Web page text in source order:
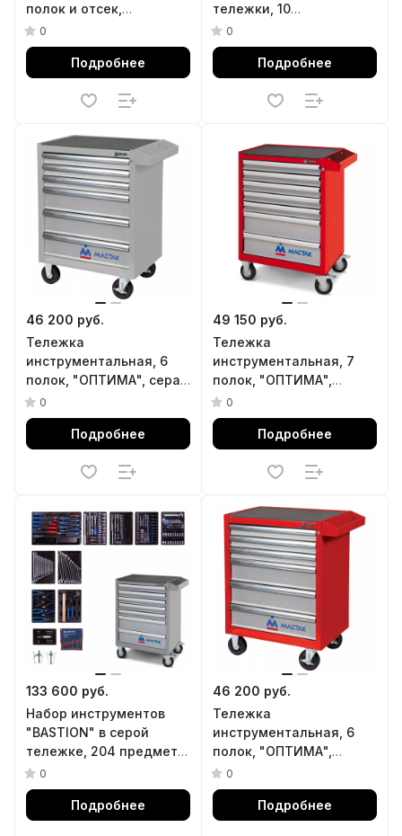
полок и отсек,
"ОПТИМА", красная
МАСТАК 522-05581MR
0
Подробнее
тележки, 10
ложементов, 186
предметов МАСТАК 5-
0
Подробнее
46 200 руб.
Тележка
инструментальная, 6
полок, "ОПТИМА", серая
МАСТАК 521-06581MG
0
Подробнее
49 150 руб.
Тележка
инструментальная, 7
полок, "ОПТИМА",
красная МАСТАК 521-
07581MR
0
Подробнее
133 600 руб.
Набор инструментов
"BASTION" в серой
тележке, 204 предмета
KING TONY 934-100AMG
0
Подробнее
46 200 руб.
Тележка
инструментальная, 6
полок, "ОПТИМА",
красная МАСТАК 521-
06581MR
0
Подробнее